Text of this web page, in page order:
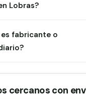
Lobras?
fabricante o
cercanos con